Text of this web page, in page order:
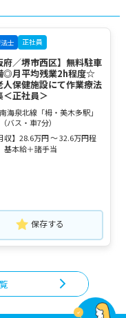
士 正社員
府／堺市西区】無料駐車
◎月平均残業2h程度☆
人保健施設にて作業療法
＜正社員＞
南海泉北線「栂・美木多駅」
（バス・車7分）
収】28.6万円 ～ 32.6万円程
基本給＋諸手当
保存する